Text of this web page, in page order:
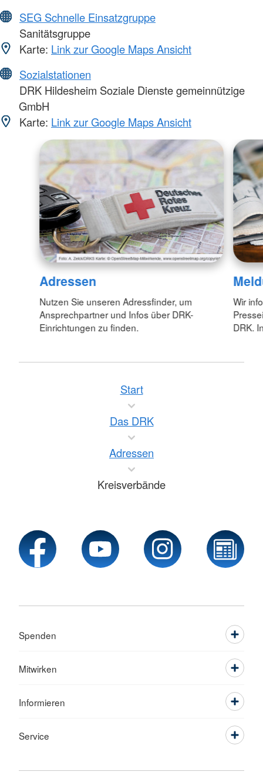
SEG Schnelle Einsatzgruppe
Sanitätsgruppe
Karte: Link zur Google Maps Ansicht
Sozialstationen
DRK Hildesheim Soziale Dienste gemeinnützige
GmbH
Karte: Link zur Google Maps Ansicht
Adressen
Nutzen Sie unseren Adressfinder, um
Ansprechpartner und Infos über DRK-
Einrichtungen zu finden.
Wir
DRK.
Start
Das DRK
Adressen
Kreisverbände
Spenden
Mitwirken
Informieren
Service